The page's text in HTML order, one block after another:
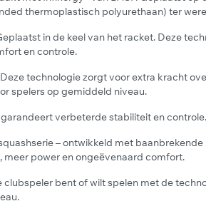
thermoplastisch polyurethaan) ter
in de keel van het racket. Deze
en controle.
Deze technologie zorgt voor extra kracht
spelers op gemiddeld niveau.
verbeterde stabiliteit en controle.
– ontwikkeld met
meer power en ongeëvenaard comfort.
clubspeler bent of wilt spelen met de